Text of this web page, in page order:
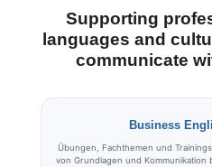
Supporting
languages and
communicate
Business
Übungen, Fachthemen und
von Grundlagen und Kommunikation